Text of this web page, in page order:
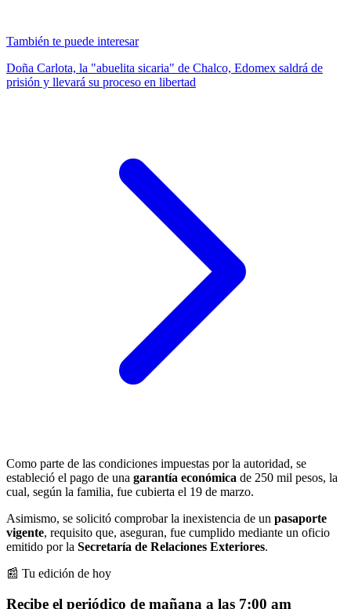
También te puede interesar
Doña Carlota, la "abuelita sicaria" de Chalco, Edomex saldrá de
prisión y llevará su proceso en libertad
Como parte de las condiciones impuestas por la autoridad, se
estableció el pago de una garantía económica de 250 mil pesos, la
cual, según la familia, fue cubierta el 19 de marzo.
Asimismo, se solicitó comprobar la inexistencia de un pasaporte
vigente, requisito que, aseguran, fue cumplido mediante un oficio
emitido por la Secretaría de Relaciones Exteriores.
📰 Tu edición de hoy
Recibe el periódico de mañana a las 7:00 am